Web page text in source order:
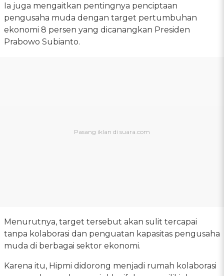
Ia juga mengaitkan pentingnya penciptaan
pengusaha muda dengan target pertumbuhan
ekonomi 8 persen yang dicanangkan Presiden
Prabowo Subianto.
Menurutnya, target tersebut akan sulit tercapai
tanpa kolaborasi dan penguatan kapasitas pengusaha
muda di berbagai sektor ekonomi.
Karena itu, Hipmi didorong menjadi rumah kolaborasi